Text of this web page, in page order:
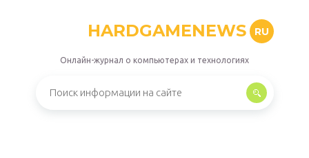
HARDGAMENEWS RU
Онлайн-журнал о компьютерах и технологиях